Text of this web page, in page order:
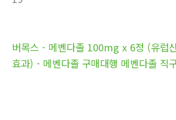
버목스 - 메벤다졸 100mg x 6정 (유럽
효과) - 메벤다졸 구매대행 메벤다졸 직